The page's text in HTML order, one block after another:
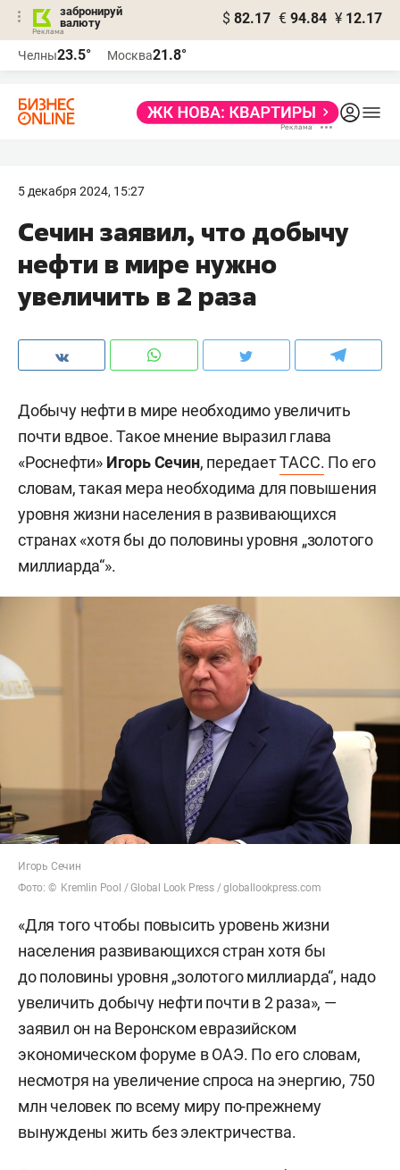
забронируй
валюту
$ 82.17 € 94.84 ¥ 12.17
Челны23.5° Москва21.8°
5 декабря 2024, 15:27
Сечин заявил, что добычу
нефти в мире нужно
увеличить в 2 раза
Добычу нефти в мире необходимо увеличить
почти вдвое. Такое мнение выразил глава
«Роснефти» Игорь Сечин, передаетТАСС. По его
словам, такая мера необходима для повышения
уровня жизни населения в развивающихся
странах «хотя бы до половины уровня „золотого
миллиарда“».
Игорь Сечин
Фото: © Kremlin Pool / Global Look Press / globallookpress.com
«Для того чтобы повысить уровень жизни
населения развивающихся стран хотя бы
до половины уровня „золотого миллиарда“, надо
увеличить добычу нефти почти в 2 раза», —
заявил он на Веронском евразийском
экономическом форуме в ОАЭ. По его словам,
несмотря на увеличение спроса на энергию, 750
млн человек по всему миру по-прежнему
вынуждены жить без электричества.